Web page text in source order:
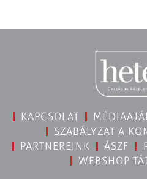
KAPCSOLAT
SZABÁLYZAT A
PARTNEREINK
ÁSZF
WEBSHOP